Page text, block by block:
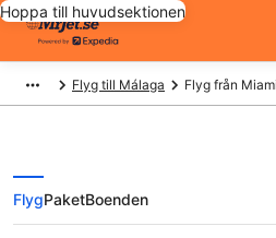
Hoppa till huvudsektionen
Flyg till Málaga Flyg från
FlygPaketBoenden